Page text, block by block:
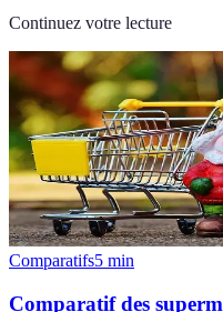
Continuez votre lecture
Comparatifs5 min
Comparatif des